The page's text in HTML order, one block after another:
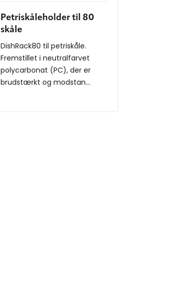
Petriskåleholder til 80
skåle
DishRack80 til petriskåle.
Fremstillet i neutralfarvet
polycarbonat (PC), der er
brudstærkt og modstan...